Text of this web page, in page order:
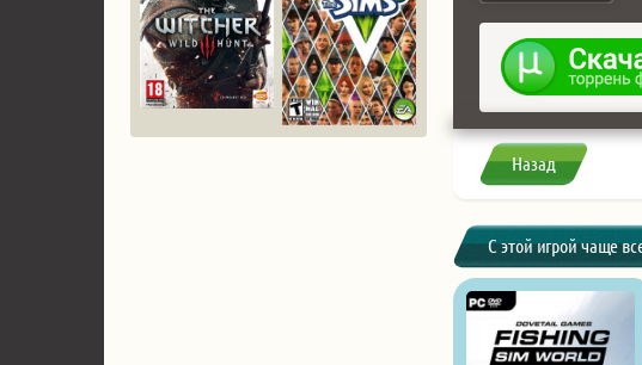
Назад
С этой игрой чаще